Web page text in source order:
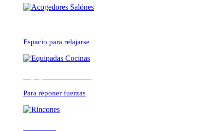
Espacio para relajarse
Para reponer fuerzas